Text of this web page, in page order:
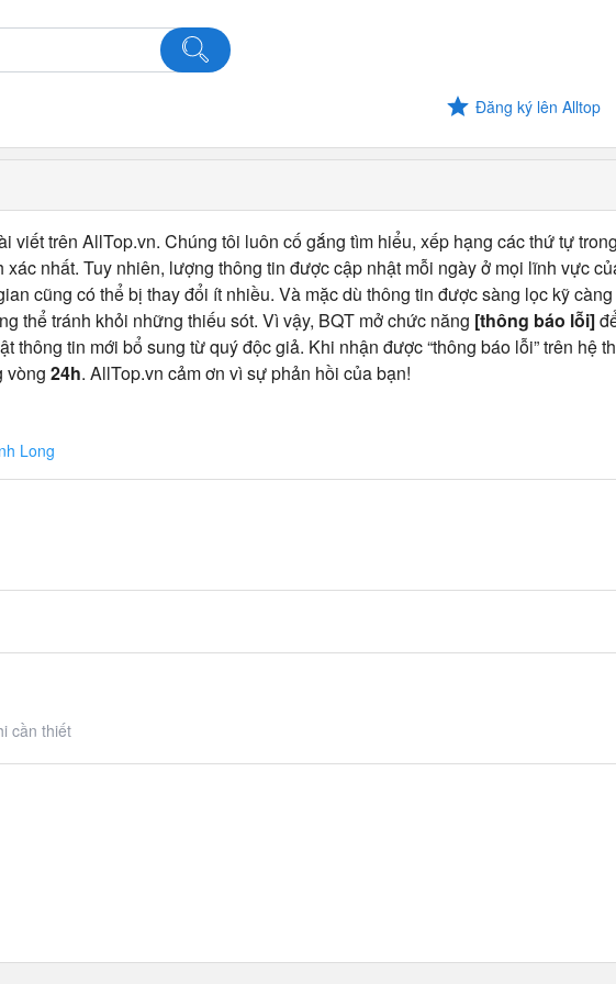
Đăng ký lên Alltop
viết trên AllTop.vn. Chúng tôi luôn cố gắng tìm hiểu, xếp hạng các thứ tự
nhất. Tuy nhiên, lượng thông tin được cập nhật mỗi ngày ở mọi lĩnh vực
cũng có thể bị thay đổi ít nhiều. Và mặc dù thông tin được sàng lọc kỹ
thể tránh khỏi những thiếu sót. Vì vậy, BQT mở chức năng [thông báo lỗi]
thông tin mới bổ sung từ quý độc giả. Khi nhận được “thông báo lỗi” trên hệ
vòng 24h. AllTop.vn cảm ơn vì sự phản hồi của bạn!
Long
cần thiết